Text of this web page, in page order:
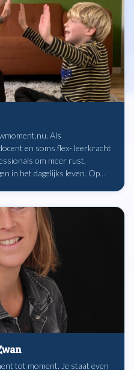
Als
en soms flex- leerkracht
om meer rust,
in het dagelijks leven. Op
tot moment. Je staat even